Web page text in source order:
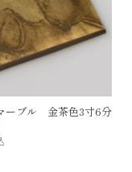
ーブル 金茶色3寸6分